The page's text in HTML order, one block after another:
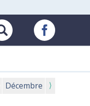
Décembre ⟩